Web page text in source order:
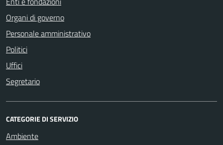
Organi di governo
Personale amministrativo
Politici
Uffici
Segretario
CATEGORIE DI SERVIZIO
Ambiente